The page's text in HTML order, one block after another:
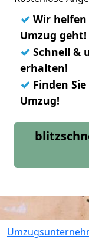
✓ Wir
Umzug geht!
✓ Schnell &
erhalten!
✓ Finden
Umzug!